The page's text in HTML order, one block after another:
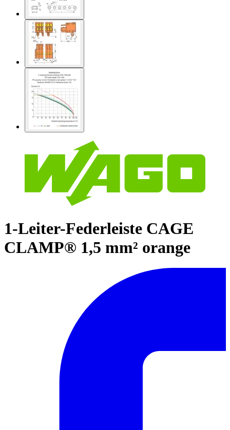
1-Leiter-Federleiste CAGE
CLAMP® 1,5 mm² orange